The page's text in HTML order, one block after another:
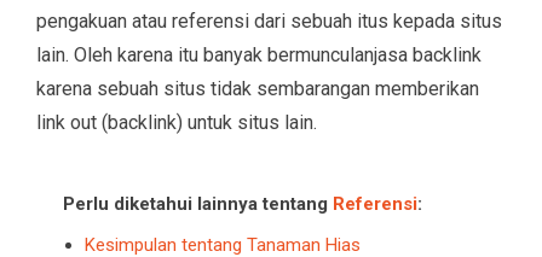
pengakuan atau referensi dari sebuah itus kepada situs
lain. Oleh karena itu banyak bermunculanjasa backlink
karena sebuah situs tidak sembarangan memberikan
link out (backlink) untuk situs lain.
Perlu diketahui lainnya tentang Referensi:
Kesimpulan tentang Tanaman Hias